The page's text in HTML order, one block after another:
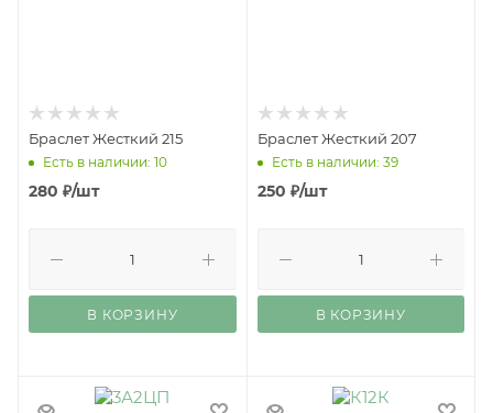
Браслет Жесткий 215
Есть в наличии: 10
280 ₽/шт
В КОРЗИНУ
Браслет Жесткий 207
Есть в наличии: 39
250 ₽/шт
В КОРЗИНУ